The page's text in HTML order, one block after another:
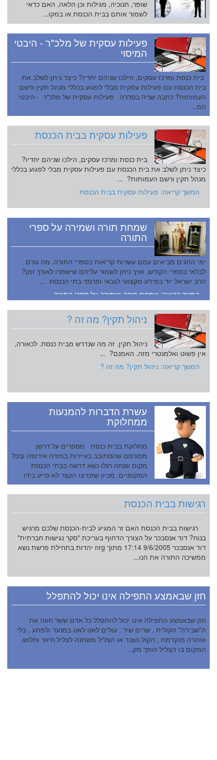
שופר, חנוכיה, מגילות וכן הלאה, האם כדאי
לשמור אותם בבית הכנסת או במקו...
פעילות עסקית של מלכ"ר - היבטי
המיסוי
בית כנסת ומרכז עסקים, הילכו שניהם יחדיו? כיצד ניתן לשלב את
בית הכנסת עם פעילות עסקית מבלי לפגוע בכללי מנהל תקין ורשם
העמותות? כתבה שניה בסדרה פעילות עסקית של מלכ"ר - היבטי
המ...
פעילות עסקית בבית הכנסת
בית כנסת ומרכז עסקים, הילכו שניהם יחדיו?
כיצד ניתן לשלב את בית הכנסת עם פעילות עסקית מבלי לפגוע בכללי
מנהל תקין ורשם העמותות? ...
המשך קריאה: פעילות עסקית בבית הכנסת
שמחת תורה ושמירה על ספרי
התורה
ימי החגים מביאים עמם עשרות קריאות בספרי התורה. מה גורם
לבלאי בספרי הקודש, ואיך ניתן לשמור עליהם שישמרו לאורך זמן?
הרב ישראל יוד במידע מקצועי לגבאי ופרנסי בתי הכנסת ...
המשך קריאה: שמחת תורה ושמירה על ספרי התורה
ניהול תקין? מה זה ?
ניהול תקין. זה מה שנדרש מבית כנסת. לכאורה,
אין פשוט ואלמנטרי מזה. האמנם? ...
המשך קריאה: ניהול תקין? מה זה ?
עשרת הדברות להמנעות
ממחלוקת
מחלוקת בבית כנסת מספרים על דרשן
מפורסם שהסתובב בעיירות במזרח אירופה ובכל
מקום שנחה רגלו נשא דרשה בבתי הכנסת
המקומיים. מכיון שזכרונו הקצר לא סייע בידו
לדרוש בכל פעם בנושא אחר, בחר מיודענו
בנוש...
רגישות בבית הכנסת
רגישות בבית הכנסת האם זר המגיע לבית-הכנסת שלכם מרגיש
בנוח? דוד אנסבכר על הצורך הדחוף בעריכת "סקר נגישות חברתית"
דוד אנסבכר 9/6/2005 17:14 מתוך nrg יהדות בתחילת פרשת נשא
ממשיכה התורה את הנו...
חזן שבאמצע התפילה אינו יכול להתפלל
חזן שבאמצע התפילה אינו יכול להתפלל כל אדם ששר חווה את
ה"שבירה" הקולית , שרים שיר , עולים לאט לאט במנעד ולפתע , בלי
אזהרה מוקדמת , הקול נשבר או הצליל משתנה לצליל חיוור וחלוש.
המקום בו הצליל הופך מק...